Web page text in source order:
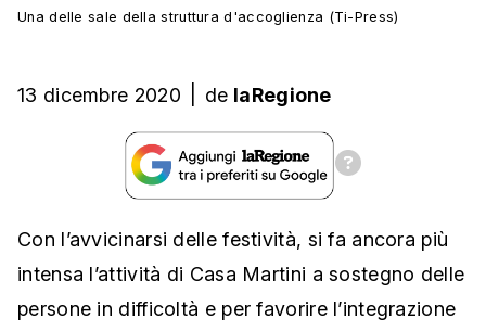
Una delle sale della struttura d'accoglienza (Ti-Press)
13 dicembre 2020 de laRegione
Con l’avvicinarsi delle festività, si fa ancora più
intensa l’attività di Casa Martini a sostegno delle
persone in difficoltà e per favorire l’integrazione